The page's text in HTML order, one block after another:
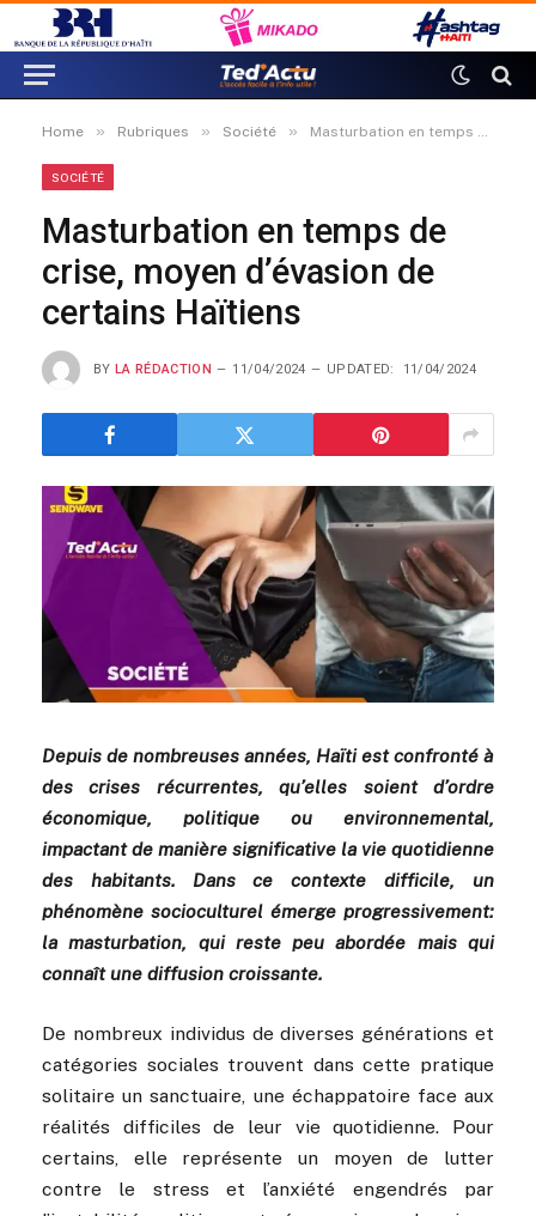
Home » Rubriques » Société » Masturbation en temps de crise, moyen d’évasion de certains Haïtiens
SOCIÉTÉ
Masturbation en temps de
crise, moyen d’évasion de
certains Haïtiens
BY LA RÉDACTION 11/04/2024 UPDATED: 11/04/2024
Depuis de nombreuses années, Haïti est confronté à
des crises récurrentes, qu’elles soient d’ordre
économique, politique ou environnemental,
impactant de manière significative la vie quotidienne
des habitants. Dans ce contexte difficile, un
phénomène socioculturel émerge progressivement:
la masturbation, qui reste peu abordée mais qui
connaît une diffusion croissante.
De nombreux individus de diverses générations et
catégories sociales trouvent dans cette pratique
solitaire un sanctuaire, une échappatoire face aux
réalités difficiles de leur vie quotidienne. Pour
certains, elle représente un moyen de lutter
contre le stress et l’anxiété engendrés par